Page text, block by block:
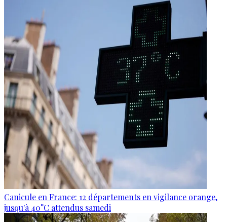
Canicule en France: 12 départements en vigilance orange,
jusqu'à 40°C attendus samedi